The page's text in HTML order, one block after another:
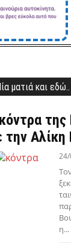
ματιά και εδώ..
της
την Αλίκη
η...